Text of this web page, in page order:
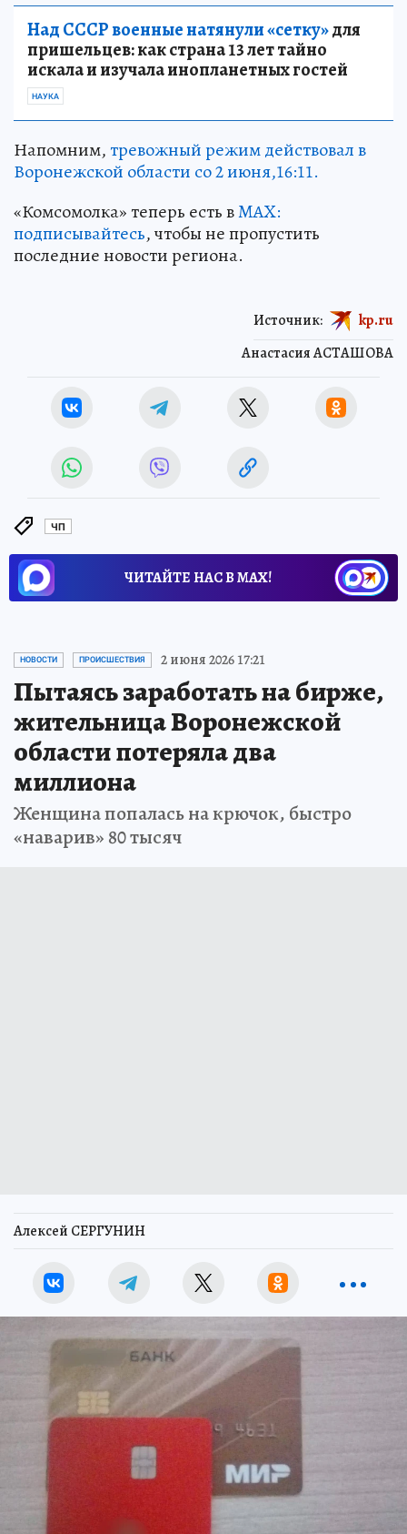
Над СССР военные натянули «сетку»для
пришельцев: как страна 13 лет тайно
искала и изучала инопланетных гостей
НАУКА
Напомним,тревожный режим действовал в
Воронежской области со 2 июня,16:11.
«Комсомолка» теперь есть вMAX:
подписывайтесь, чтобы не пропустить
последние новости региона.
Анастасия АСТАШОВА
Источник: kp.ru
ЧП
ЧИТАЙТЕ НАС В МАХ!
НОВОСТИ ПРОИСШЕСТВИЯ 2 июня 2026 17:21
Пытаясь заработать на бирже,
жительница Воронежской
области потеряла два
миллиона
Женщина попалась на крючок, быстро
«наварив» 80 тысяч
Алексей СЕРГУНИН